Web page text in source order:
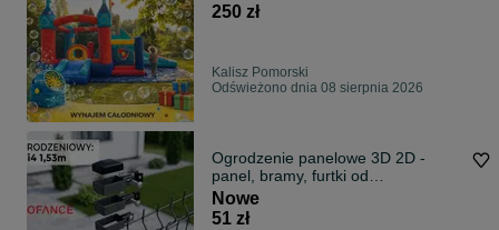
250 zł
Kalisz Pomorski
Odświeżono dnia 08 sierpnia 2026
Ogrodzenie panelowe 3D 2D -
panel, bramy, furtki od
PRODUCENTA
Nowe
51 zł